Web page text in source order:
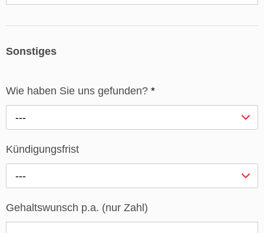
Sonstiges
Wie haben Sie uns gefunden? *
---
Kündigungsfrist
---
Gehaltswunsch p.a. (nur Zahl)